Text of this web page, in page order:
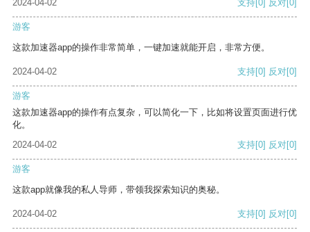
2024-04-02
支持[0] 反对[0]
游客
这款加速器app的操作非常简单，一键加速就能开启，非常方便。
2024-04-02 支持[0] 反对[0]
游客
这款加速器app的操作有点复杂，可以简化一下，比如将设置页面进行优
化。
2024-04-02
支持[0] 反对[0]
游客
这款app就像我的私人导师，带领我探索知识的奥秘。
2024-04-02 支持[0] 反对[0]